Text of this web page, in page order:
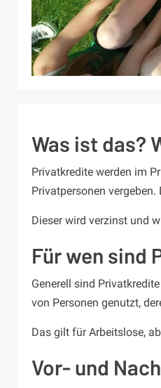
Was ist das?
Privatkredite werden im
Privatpersonen
Dieser wird verzinst und
Für wen sind
Generell sind
von Personen genutzt,
Das gilt für Arbeitslose,
Vor- und